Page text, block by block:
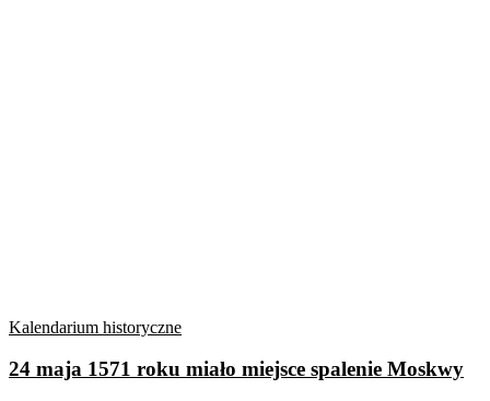
Kalendarium historyczne
24 maja 1571 roku miało miejsce spalenie Moskwy